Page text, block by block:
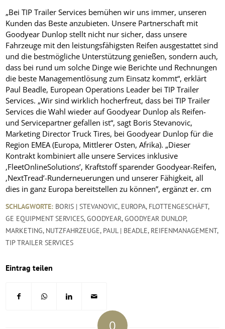
„Bei TIP Trailer Services bemühen wir uns immer, unseren
Kunden das Beste anzubieten. Unsere Partnerschaft mit
Goodyear Dunlop stellt nicht nur sicher, dass unsere
Fahrzeuge mit den leistungsfähigsten Reifen ausgestattet sind
und die bestmögliche Unterstützung genießen, sondern auch,
dass bei rund um solche Dinge wie Berichte und Rechnungen
die beste Managementlösung zum Einsatz kommt“, erklärt
Paul Beadle, European Operations Leader bei TIP Trailer
Services. „Wir sind wirklich hocherfreut, dass bei TIP Trailer
Services die Wahl wieder auf Goodyear Dunlop als Reifen-
und Servicepartner gefallen ist“, sagt Boris Stevanovic,
Marketing Director Truck Tires, bei Goodyear Dunlop für die
Region EMEA (Europa, Mittlerer Osten, Afrika). „Dieser
Kontrakt kombiniert alle unsere Services inklusive
‚FleetOnlineSolutions’, Kraftstoff sparender Goodyear-Reifen,
‚NextTread’-Runderneuerungen und unserer Fähigkeit, all
dies in ganz Europa bereitstellen zu können”, ergänzt er.cm
SCHLAGWORTE: BORIS | STEVANOVIC, EUROPA, FLOTTENGESCHÄFT,
GE EQUIPMENT SERVICES,GOODYEAR,GOODYEAR DUNLOP,
MARKETING, NUTZFAHRZEUGE, PAUL | BEADLE, REIFENMANAGEMENT,
TIP TRAILER SERVICES
Eintrag teilen
0